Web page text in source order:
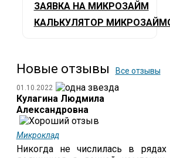
ЗАЯВКА НА МИКРОЗАЙМ
КАЛЬКУЛЯТОР
Новые отзывы Все отзывы
01.10.2022
Кулагина Людмила
Александровна
Микроклад
Никогда не числилась в рядах